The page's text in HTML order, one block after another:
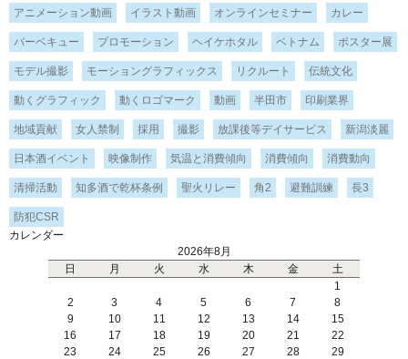
アニメーション動画 イラスト動画 オンラインセミナー カレー
バーベキュー プロモーション ヘイケホタル ベトナム ポスター展
モデル撮影 モーショングラフィックス リクルート 伝統文化
動くグラフィック 動くロゴマーク 動画 半田市 印刷業界
地域貢献 女人禁制 採用 撮影 放課後等デイサービス 新潟淡麗
日本酒イベント 映像制作 気温と消費傾向 消費傾向 消費動向
清掃活動 知多酒で乾杯条例 聖火リレー 角2 避難訓練 長3
防犯CSR
カレンダー
2026年8月
日
月 火 水 木 金 土
1
2
3 4 5 6 7
8
9
10 11 12 13 14
15
16
17 18 19 20 21
22
23
24 25 26 27 28
29